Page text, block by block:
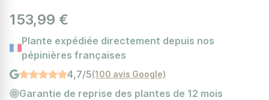
153,99 €
Plante expédiée directement depuis nos
pépinières françaises
4,7/5(100 avis Google)
Garantie de reprise des plantes de 12 mois